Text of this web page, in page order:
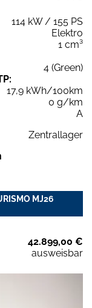
114 kW / 155 PS
Elektro
1 cm³
4 (Green)
17,9 kWh/100km
0 g/km
A
Zentrallager
MJ26
42.899,00 €
ausweisbar